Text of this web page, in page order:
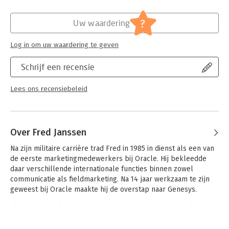
- Burgerschap in de mangel van overheidsdruk en
onderwijskunde. Een pleidooi voor algemene vorming als
burgerschapsvorming. Piet van der Ploeg
- Het debacle van het begrijpend lezen en de uitweg. Wilna
- Algemene vorming. De actuele betekenis van een klassiek
pedagogisch begrip. Wilna Meijer
Fred Janssen
uitgewerkt. Fred Janssen
Fred Janssen
- Wijsgerige pedagogische achtergronden van het onderwijs.
Jan Dirk Imelman
Mens en maatschappij
Schrijf een recensie
Lees ons recensiebeleid
Uw waardering ?
Log in om uw waardering te geven
Over Fred Janssen
Na zijn militaire carrière trad Fred in 1985 in dienst als een van
de eerste marketingmedewerkers bij Oracle. Hij bekleedde
daar verschillende internationale functies binnen zowel
communicatie als fieldmarketing. Na 14 jaar werkzaam te zijn
geweest bij Oracle maakte hij de overstap naar Genesys.